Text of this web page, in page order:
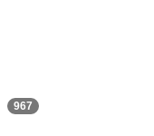
967